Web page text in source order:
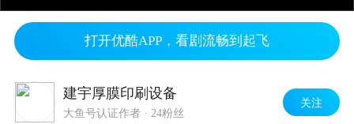
打开优酷APP，看剧流畅到起飞
建宇厚膜印刷设备
大鱼号认证作者 · 24粉丝
关注